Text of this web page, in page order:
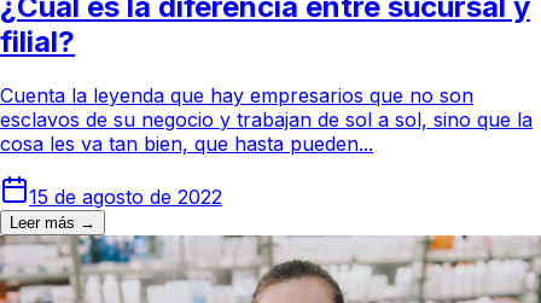
filial?
Cuenta la leyenda que hay empresarios que no son
esclavos de su negocio y trabajan de sol a sol, sino que la
cosa les va tan bien, que hasta pueden...
15 de agosto de 2022
Leer más →